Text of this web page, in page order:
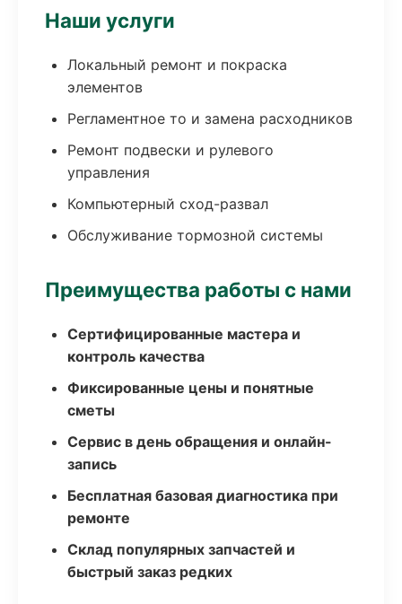
Наши услуги
Локальный ремонт и покраска
элементов
Регламентное то и замена расходников
Ремонт подвески и рулевого
управления
Компьютерный сход-развал
Обслуживание тормозной системы
Преимущества работы с нами
Сертифицированные мастера и
контроль качества
Фиксированные цены и понятные
сметы
Сервис в день обращения и онлайн-
запись
Бесплатная базовая диагностика при
ремонте
Склад популярных запчастей и
быстрый заказ редких